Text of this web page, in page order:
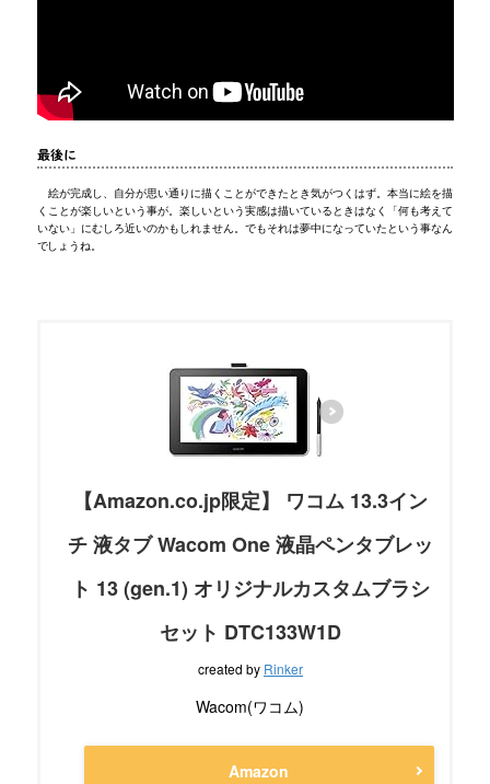
最後に
絵が完成し、自分が思い通りに描くことができたとき気がつくはず。本当に絵を描
くことが楽しいという事が。楽しいという実感は描いているときはなく「何も考えて
いない」にむしろ近いのかもしれません。でもそれは夢中になっていたという事なん
でしょうね。
【Amazon.co.jp限定】 ワコム 13.3イン
チ 液タブ Wacom One 液晶ペンタブレッ
ト 13 (gen.1) オリジナルカスタムブラシ
セット DTC133W1D
created by Rinker
Wacom(ワコム)
Amazon